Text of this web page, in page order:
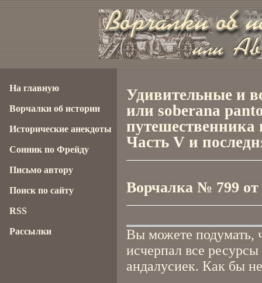
Удивительные и
или soberana
Часть V и
Ворчалка № 799 от
Вы можете подумать,
исчерпал все
андалусиек. Как бы
На главную
Ворчалки об истории
Исторические анекдоты
Сонник по Фрейду
Письмо автору
Поиск по сайту
RSS
Рассылки